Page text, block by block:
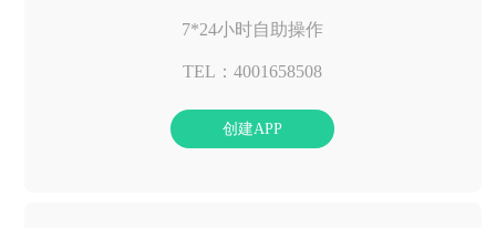
7*24小时自助操作
TEL：4001658508
创建APP